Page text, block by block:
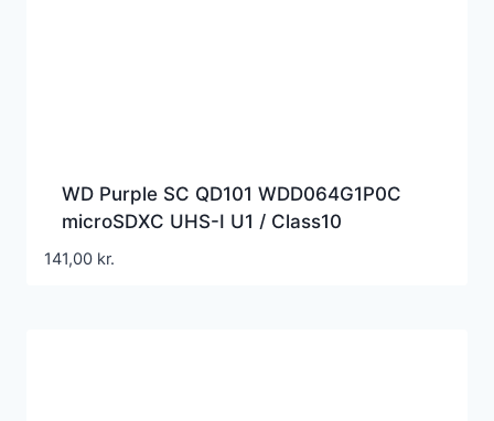
WD Purple SC QD101 WDD064G1P0C
microSDXC UHS-I U1 / Class10
141,00 kr.